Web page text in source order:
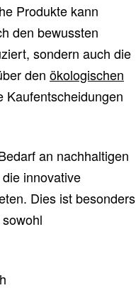
Produkte kann
den bewussten
sondern auch die
den ökologischen
Kaufentscheidungen
an nachhaltigen
innovative
Dies ist besonders